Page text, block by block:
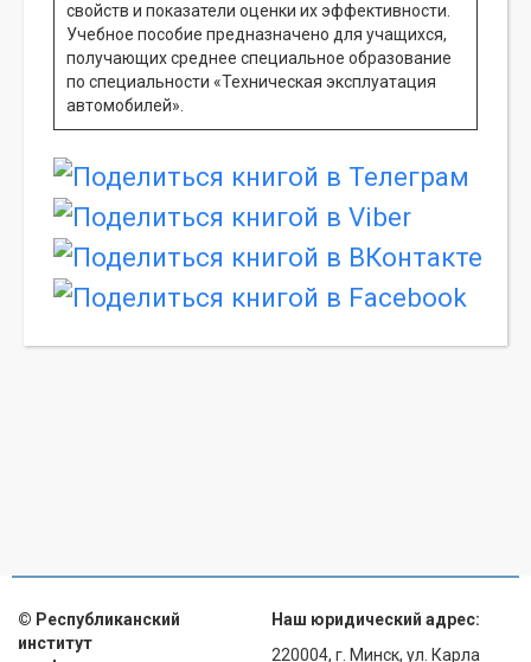
свойств и показатели оценки их эффективности.
Учебное пособие предназначено для учащихся,
получающих среднее специальное образование
по специальности «Техническая эксплуатация
автомобилей».
© Республиканский
институт
Наш юридический адрес:
220004, г. Минск, ул. Карла